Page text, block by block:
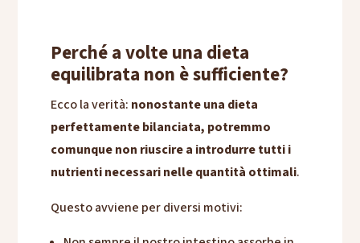
Perché a volte una dieta
equilibrata non è sufficiente?
Ecco la verità: nonostante una dieta
perfettamente bilanciata, potremmo
comunque non riuscire a introdurre tutti i
nutrienti necessari nelle quantità ottimali.
Questo avviene per diversi motivi: